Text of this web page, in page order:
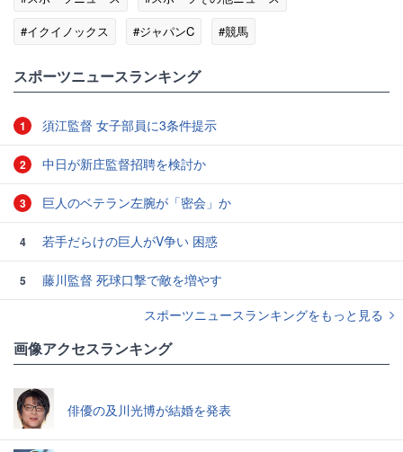
#イクイノックス
#ジャパンC
#競馬
スポーツニュースランキング
1 須江監督 女子部員に3条件提示
2 中日が新庄監督招聘を検討か
3 巨人のベテラン左腕が「密会」か
4 若手だらけの巨人がV争い 困惑
5
藤川監督 死球口撃で敵を増やす
スポーツニュースランキングをもっと見る
画像アクセスランキング
俳優の及川光博が結婚を発表